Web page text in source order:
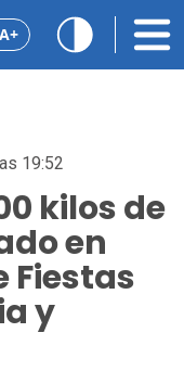
A+
19:52
kilos de
en
Fiestas
y